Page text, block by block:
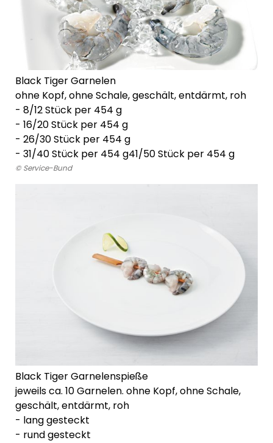
Black Tiger Garnelen
ohne Kopf, ohne Schale, geschält, entdärmt, roh
- 8/12 Stück per 454 g
- 16/20 Stück per 454 g
- 26/30 Stück per 454 g
- 31/40 Stück per 454 g41/50 Stück per 454 g
© Service-Bund
Black Tiger Garnelenspieße
jeweils ca. 10 Garnelen. ohne Kopf, ohne Schale,
geschält, entdärmt, roh
- lang gesteckt
- rund gesteckt